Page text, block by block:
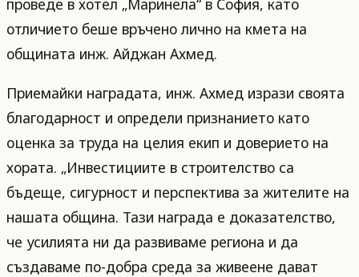
проведе в хотел „Маринела“ в София, като
отличието беше връчено лично на кмета на
общината инж. Айджан Ахмед.
Приемайки наградата, инж. Ахмед изрази своята
благодарност и определи признанието като
оценка за труда на целия екип и доверието на
хората. „Инвестициите в строителство са
бъдеще, сигурност и перспектива за жителите на
нашата община. Тази награда е доказателство,
че усилията ни да развиваме региона и да
създаваме по-добра среда за живеене дават